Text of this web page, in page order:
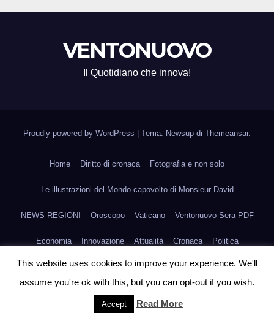
VENTONUOVO
Il Quotidiano che innova!
Proudly powered by WordPress Tema: Newsup di Themeansar.
Home Diritto di cronaca Fotografia e non solo
Le illustrazioni del Mondo capovolto di Monsieur David
NEWS REGIONI Oroscopo Vaticano Ventonuovo Sera PDF
Economia Innovazione Attualità Cronaca Politica
Scienza e Medicina Fashion Agroalimentare Arte Sport
This website uses cookies to improve your experience. We'll
assume you're ok with this, but you can opt-out if you wish.
Accept Read More